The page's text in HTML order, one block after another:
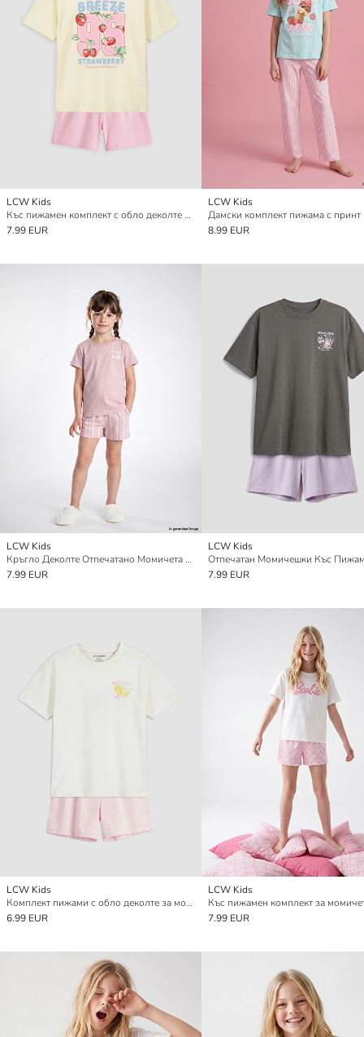
LCW Kids
Къс пижамен комплект с обло деколте за момичета
7.99 EUR
LCW Kids
8.99 EUR
LCW Kids
Кръгло Деколте Отпечатано Момичета Къс Пижамен Комплект
7.99 EUR
LCW Kids
7.99 EUR
LCW Kids
Комплект пижами с обло деколте за момичета
6.99 EUR
LCW Kids
7.99 EUR